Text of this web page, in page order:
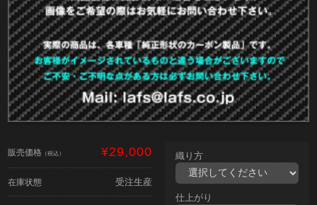
販売価格 （税込） ¥29,000
在庫状態 受注生産
織り方
仕上がり